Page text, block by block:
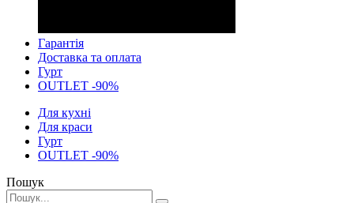
Гарантія
Доставка та оплата
Гурт
OUTLET -90%
Для кухні
Для краси
Гурт
OUTLET -90%
Пошук